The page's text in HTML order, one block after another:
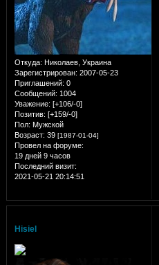
Откуда: Николаев, Украина
Зарегистрирован: 2007-05-23
Приглашений: 0
Сообщений: 1004
Уважение: [+106/-0]
Позитив: [+159/-0]
Пол: Мужской
Возраст: 39 [1987-01-04]
Провел на форуме:
19 дней 9 часов
Последний визит:
2021-05-21 20:14:51
Hisiel